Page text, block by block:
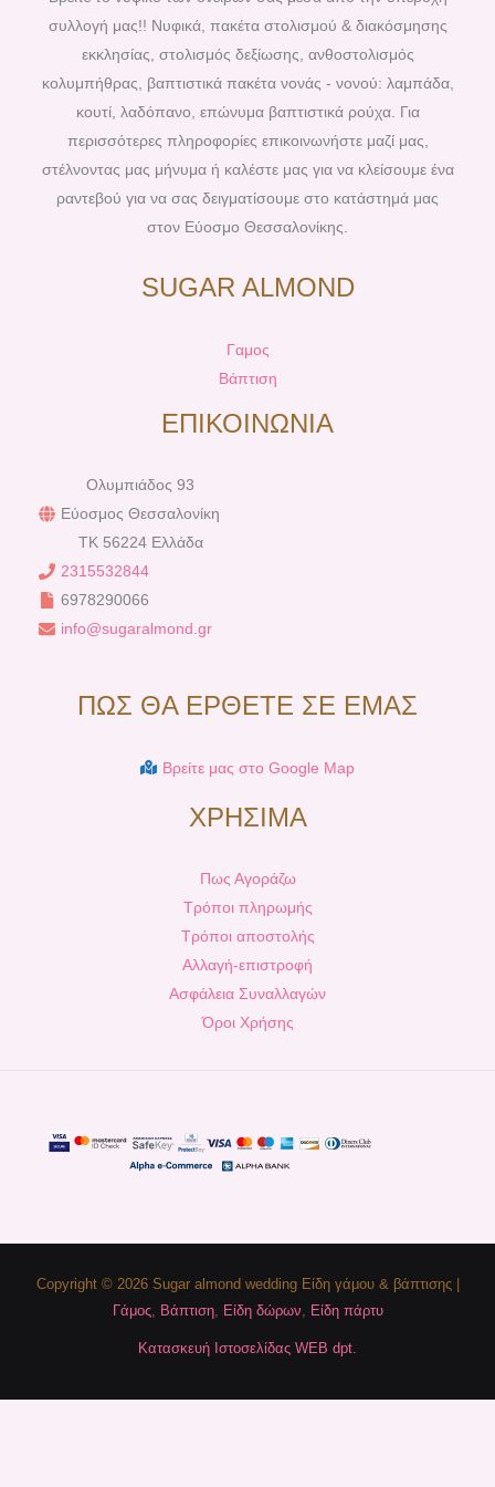
o
o
k
r
e
s
t
g
r
a
m
b
συλλογή μας!! Νυφικά, πακέτα στολισμού & διακόσμησης
εκκλησίας, στολισμός δεξίωσης, ανθοστολισμός
κολυμπήθρας, βαπτιστικά πακέτα νονάς - νονού: λαμπάδα,
κουτί, λαδόπανο, επώνυμα βαπτιστικά ρούχα. Για
περισσότερες πληροφορίες επικοινωνήστε μαζί μας,
στέλνοντας μας μήνυμα ή καλέστε μας για να κλείσουμε ένα
ραντεβού για να σας δειγματίσουμε στο κατάστημά μας
στον Εύοσμο Θεσσαλονίκης.
SUGAR ALMOND
Γαμος
Βάπτιση
ΕΠΙΚΟΙΝΩΝΙΑ
Ολυμπιάδος 93
Εύοσμος Θεσσαλονίκη
TK 56224 Ελλάδα
2315532844
6978290066
info@sugaralmond.gr
ΠΩΣ ΘΑ ΕΡΘΕΤΕ ΣΕ ΕΜΑΣ
Βρείτε μας στο Google Map
ΧΡΗΣΙΜΑ
Πως Αγοράζω
Τρόποι πληρωμής
Τρόποι αποστολής
Αλλαγή-επιστροφή
Ασφάλεια Συναλλαγών
Όροι Χρήσης
Copyright © 2026 Sugar almond wedding Είδη γάμου & βάπτισης |
Γάμος, Βάπτιση, Είδη δώρων, Είδη πάρτυ
Κατασκευή Ιστοσελίδας WEB dpt.